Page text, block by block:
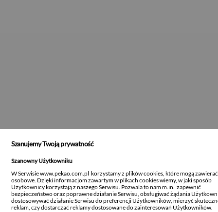
Szanujemy Twoją prywatność
Szanowny Użytkowniku
W Serwisie www.pekao.com.pl korzystamy z plików cookies, które mogą
osobowe. Dzięki informacjom zawartym w plikach cookies wiemy, w jaki sposób
Użytkownicy korzystają z naszego Serwisu. Pozwala to nam m.in. zapewnić
bezpieczeństwo oraz poprawne działanie Serwisu, obsługiwać żądania
dostosowywać działanie Serwisu do preferencji Użytkowników, mierzyć
reklam, czy dostarczać reklamy dostosowane do zainteresowań Użytkowników.